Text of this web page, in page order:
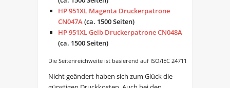
HP 951XL Magenta Druckerpatrone
CN047A(ca. 1500 Seiten)
HP 951XL Gelb DruckerpatroneCN048A
(ca. 1500 Seiten)
Die Seitenreichweite ist basierend auf ISO/IEC 24711
Nicht geändert haben sich zum Glück die